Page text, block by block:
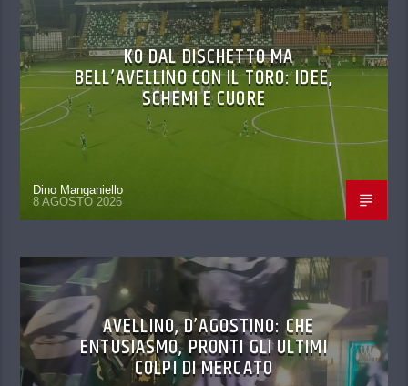
KO DAL DISCHETTO MA
BELL’AVELLINO CON IL TORO: IDEE,
SCHEMI E CUORE
Dino Manganiello
8 AGOSTO 2026
AVELLINO, D’AGOSTINO: CHE
ENTUSIASMO, PRONTI GLI ULTIMI
COLPI DI MERCATO